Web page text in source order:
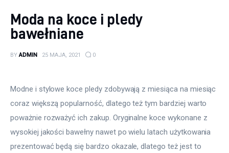
Ogród
Kuchnia
Sypialnia
Budowa
Moda na koce i pledy
bawełniane
BY ADMIN 25 MAJA, 2021 0
Modne i stylowe koce pledy zdobywają z miesiąca na miesiąc
coraz większą popularność, dlatego też tym bardziej warto
poważnie rozważyć ich zakup. Oryginalne koce wykonane z
wysokiej jakości bawełny nawet po wielu latach użytkowania
prezentować będą się bardzo okazale, dlatego też jest to